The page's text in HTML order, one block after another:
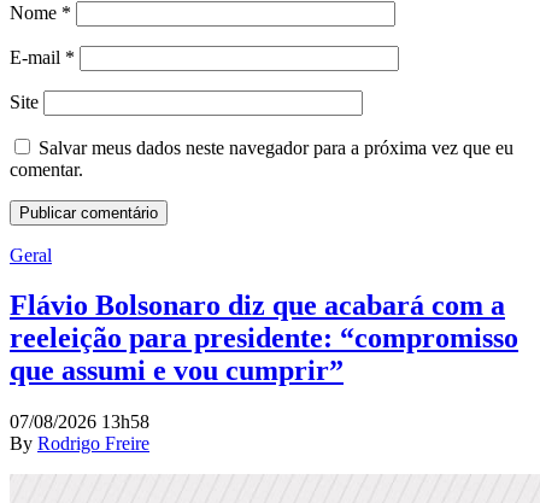
Nome *
E-mail *
Site
Salvar meus dados neste navegador para a próxima vez que eu
comentar.
Geral
Flávio Bolsonaro diz que acabará com a
reeleição para presidente: “compromisso
que assumi e vou cumprir”
07/08/2026 13h58
By Rodrigo Freire